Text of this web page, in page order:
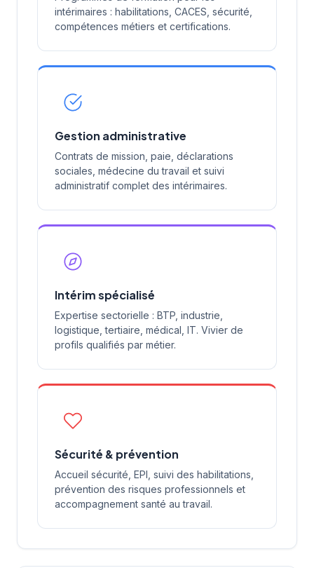
intérimaires : habilitations, CACES, sécurité,
compétences métiers et certifications.
Gestion administrative
Contrats de mission, paie, déclarations
sociales, médecine du travail et suivi
administratif complet des intérimaires.
Intérim spécialisé
Expertise sectorielle : BTP, industrie,
logistique, tertiaire, médical, IT. Vivier de
profils qualifiés par métier.
Sécurité & prévention
Accueil sécurité, EPI, suivi des habilitations,
prévention des risques professionnels et
accompagnement santé au travail.